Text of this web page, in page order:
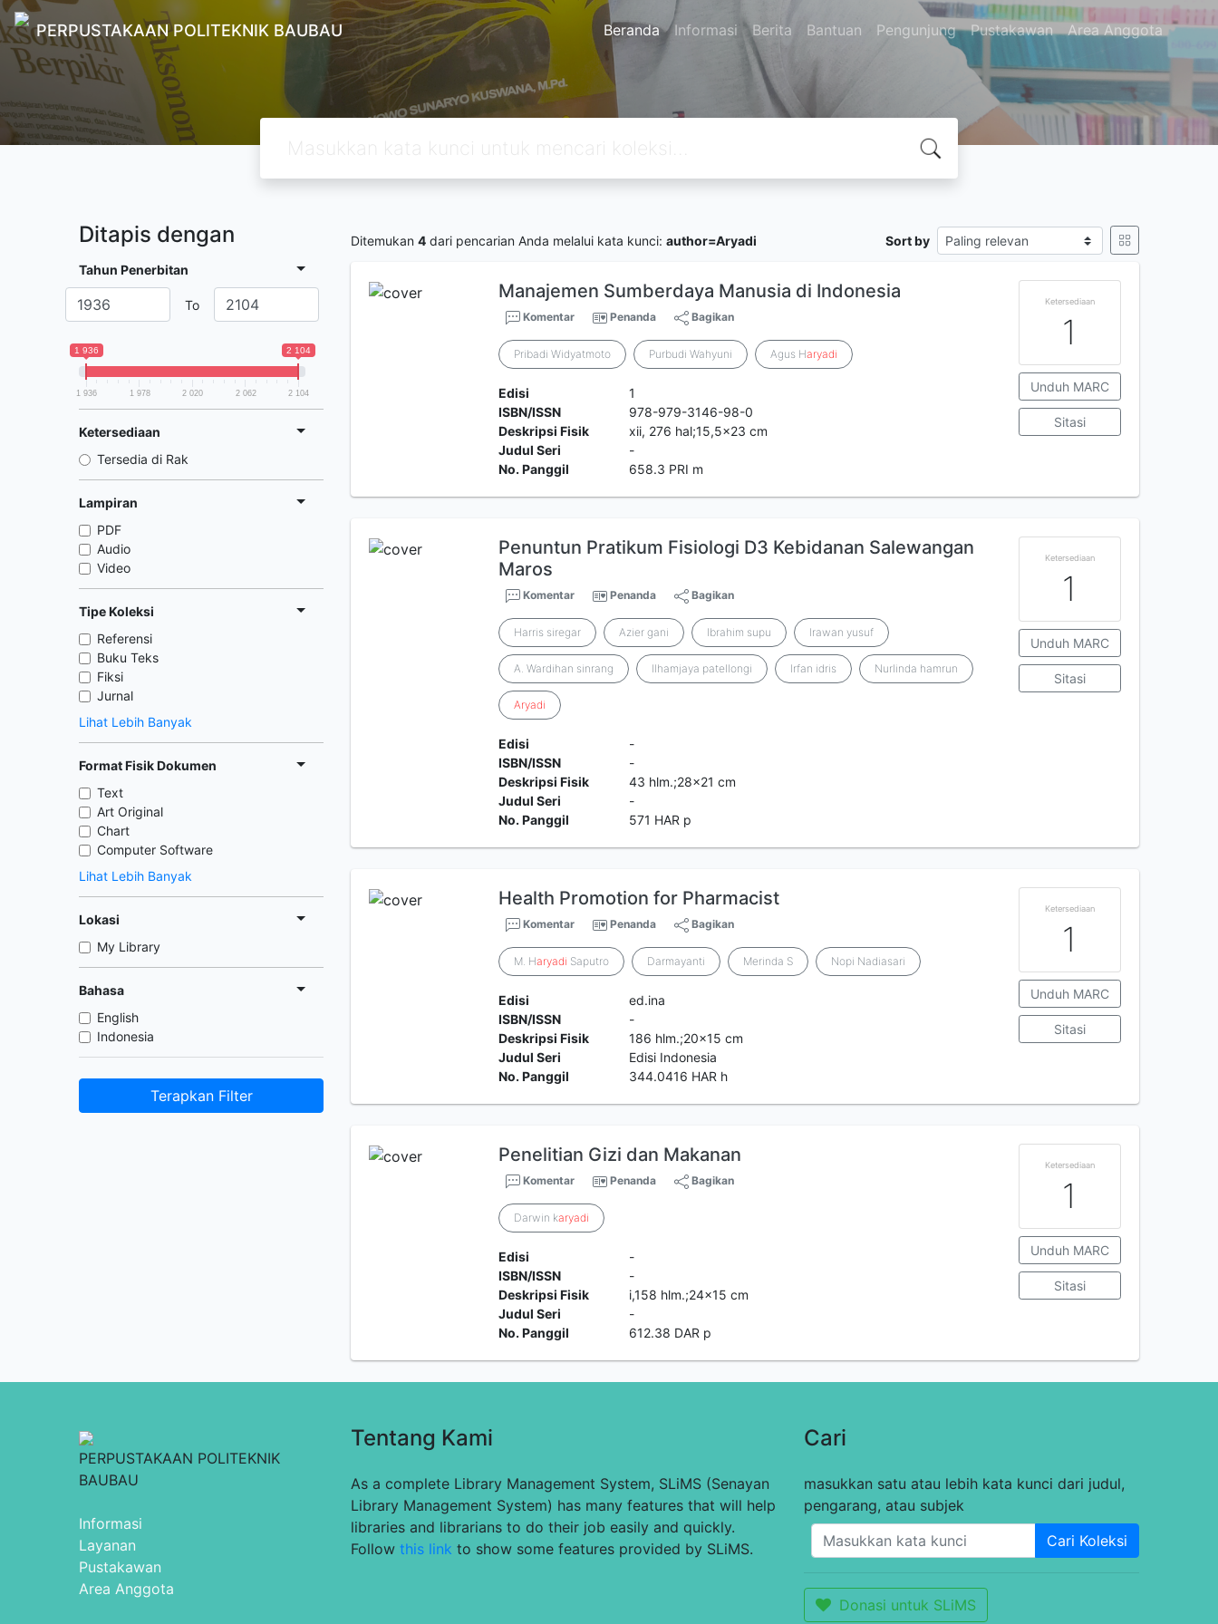
PERPUSTAKAAN POLITEKNIK BAUBAU Beranda Informasi Berita Bantuan Pengunjung Pustakawan Area Anggota
Ditapis dengan
Tahun Penerbitan
To
1 936 2 104
1 936 1 978 2 020 2 062 2 104
Ketersediaan
Tersedia di Rak
Lampiran
PDF
Audio
Video
Tipe Koleksi
Referensi
Buku Teks
Fiksi
Jurnal
Lihat Lebih Banyak
Format Fisik Dokumen
Text
Art Original
Chart
Computer Software
Lihat Lebih Banyak
Lokasi
My Library
Bahasa
English
Indonesia
Terapkan Filter
Ditemukan 4 dari pencarian Anda melalui kata kunci: author=Aryadi Sort by
Manajemen Sumberdaya Manusia di Indonesia
Komentar Penanda Bagikan
Pribadi Widyatmoto Purbudi Wahyuni Agus Haryadi
Edisi
1
ISBN/ISSN
978-979-3146-98-0
Deskripsi Fisik
xii, 276 hal;15,5x23 cm
Judul Seri
-
No. Panggil
658.3 PRI m
Ketersediaan
1
Unduh MARC
Sitasi
Penuntun Pratikum Fisiologi D3 Kebidanan Salewangan
Maros
Komentar Penanda Bagikan
Harris siregar Azier gani Ibrahim supu Irawan yusuf
A. Wardihan sinrang Ilhamjaya patellongi Irfan idris Nurlinda hamrun
Aryadi
Edisi
-
ISBN/ISSN
-
Deskripsi Fisik
43 hlm.;28x21 cm
Judul Seri
-
No. Panggil
571 HAR p
Ketersediaan
1
Unduh MARC
Sitasi
Health Promotion for Pharmacist
Komentar Penanda Bagikan
M. Haryadi Saputro Darmayanti Merinda S Nopi Nadiasari
Edisi
ed.ina
ISBN/ISSN
-
Deskripsi Fisik
186 hlm.;20x15 cm
Judul Seri
Edisi Indonesia
No. Panggil
344.0416 HAR h
Ketersediaan
1
Unduh MARC
Sitasi
Penelitian Gizi dan Makanan
Komentar Penanda Bagikan
Darwin karyadi
Edisi
-
ISBN/ISSN
-
Deskripsi Fisik
i,158 hlm.;24x15 cm
Judul Seri
-
No. Panggil
612.38 DAR p
Ketersediaan
1
Unduh MARC
Sitasi
PERPUSTAKAAN POLITEKNIK
BAUBAU
Informasi
Layanan
Pustakawan
Area Anggota
Tentang Kami
As a complete Library Management System, SLiMS (Senayan
Library Management System) has many features that will help
libraries and librarians to do their job easily and quickly.
Follow this link to show some features provided by SLiMS.
Cari
masukkan satu atau lebih kata kunci dari judul,
pengarang, atau subjek
Cari Koleksi
Donasi untuk SLiMS